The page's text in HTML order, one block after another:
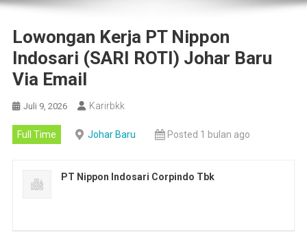
Lowongan Kerja PT Nippon
Indosari (SARI ROTI) Johar Baru
Via Email
Juli 9, 2026 Karirbkk
Full Time Johar Baru Posted 1 bulan ago
PT Nippon Indosari Corpindo Tbk